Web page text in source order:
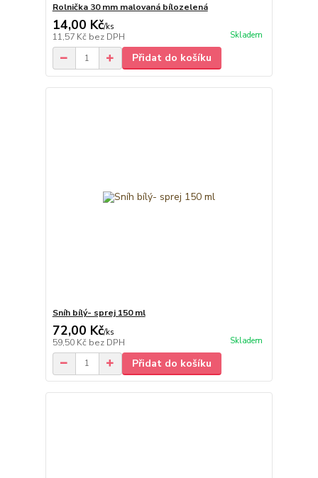
Rolnička 30 mm malovaná bílozelená
14,00 Kč/ks
11,57 Kč bez DPH Skladem
Přidat do košíku
Sníh bílý- sprej 150 ml
72,00 Kč/ks
59,50 Kč bez DPH Skladem
Přidat do košíku